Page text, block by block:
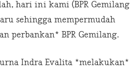
hari ini kami (BPR Gemilang
sehingga mempermudah
perbankan* BPR Gemilang.
Indra Evalita *melakukan*